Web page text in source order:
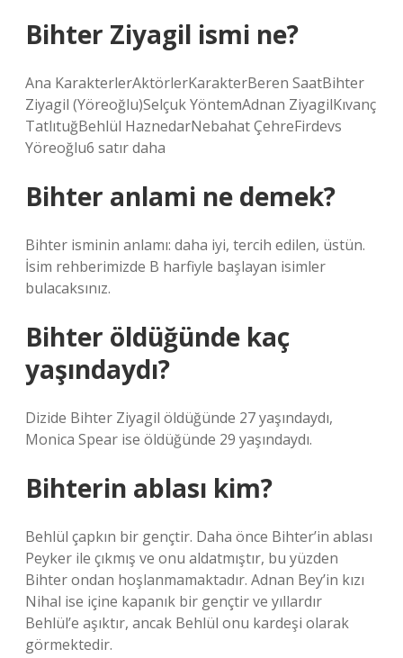
Bihter Ziyagil ismi ne?
Ana KarakterlerAktörlerKarakterBeren SaatBihter
Ziyagil (Yöreoğlu)Selçuk YöntemAdnan ZiyagilKıvanç
TatlıtuğBehlül HaznedarNebahat ÇehreFirdevs
Yöreoğlu6 satır daha
Bihter anlami ne demek?
Bihter isminin anlamı: daha iyi, tercih edilen, üstün.
İsim rehberimizde B harfiyle başlayan isimler
bulacaksınız.
Bihter öldüğünde kaç
yaşındaydı?
Dizide Bihter Ziyagil öldüğünde 27 yaşındaydı,
Monica Spear ise öldüğünde 29 yaşındaydı.
Bihterin ablası kim?
Behlül çapkın bir gençtir. Daha önce Bihter’in ablası
Peyker ile çıkmış ve onu aldatmıştır, bu yüzden
Bihter ondan hoşlanmamaktadır. Adnan Bey’in kızı
Nihal ise içine kapanık bir gençtir ve yıllardır
Behlül’e aşıktır, ancak Behlül onu kardeşi olarak
görmektedir.